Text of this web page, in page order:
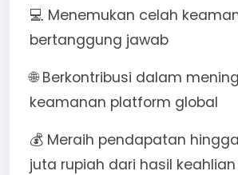
💻 Menemukan celah
bertanggung jawab
🌐 Berkontribusi dalam
keamanan platform global
💰 Meraih pendapatan
juta rupiah dari hasil